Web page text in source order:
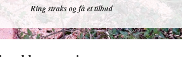
Ring straks og få et tilbud